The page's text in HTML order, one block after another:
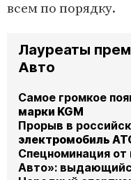
всем по порядку.
Лауреаты
Авто
Самое громкое
марки KGM
Прорыв в
электромобиль
Спецноминация
Авто»: